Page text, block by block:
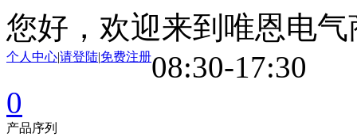
您好，欢迎来到唯恩电气
08:30-17:30
个人中心|请登陆|免费注册
0
产品序列